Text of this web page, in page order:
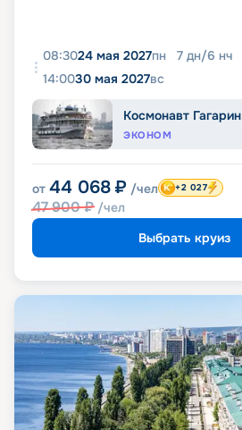
08:3024 мая 2027пн 7 дн/6 нч
14:0030 мая 2027вс
Космонавт Гагарин
ЭКОНОМ
от 44 068 ₽ /чел
47 900₽ /чел
+2 027
Выбрать круиз